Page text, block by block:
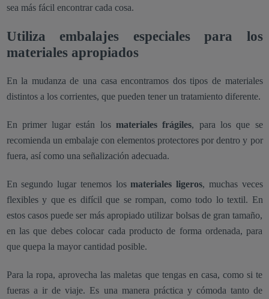
sea más fácil encontrar cada cosa.
Utiliza embalajes especiales para los
materiales apropiados
En la mudanza de una casa encontramos dos tipos de materiales
distintos a los corrientes, que pueden tener un tratamiento diferente.
En primer lugar están los materiales frágiles, para los que se
recomienda un embalaje con elementos protectores por dentro y por
fuera, así como una señalización adecuada.
En segundo lugar tenemos losmateriales ligeros, muchas veces
flexibles y que es difícil que se rompan, como todo lo textil. En
estos casos puede ser más apropiado utilizar bolsas de gran tamaño,
en las que debes colocar cada producto de forma ordenada, para
que quepa la mayor cantidad posible.
Para la ropa, aprovecha las maletas que tengas en casa, como si te
fueras a ir de viaje. Es una manera práctica y cómoda tanto de